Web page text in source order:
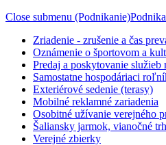
Close submenu (Podnikanie)
Zriadenie - zrušenie a čas
Oznámenie o športovom a
Predaj a poskytovanie služieb
Samostatne hospodáriaci
Exteriérové sedenie (terasy)
Mobilné reklamné zariadenia
Osobitné užívanie verejného
Šaliansky jarmok, vianočné
Verejné zbierky